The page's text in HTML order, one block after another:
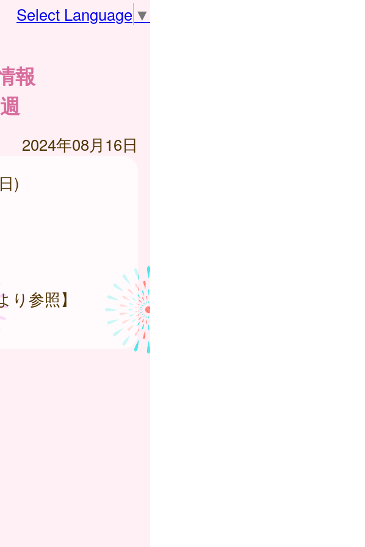
Select Language ▼
報
2024年08月16日
)
り参照】